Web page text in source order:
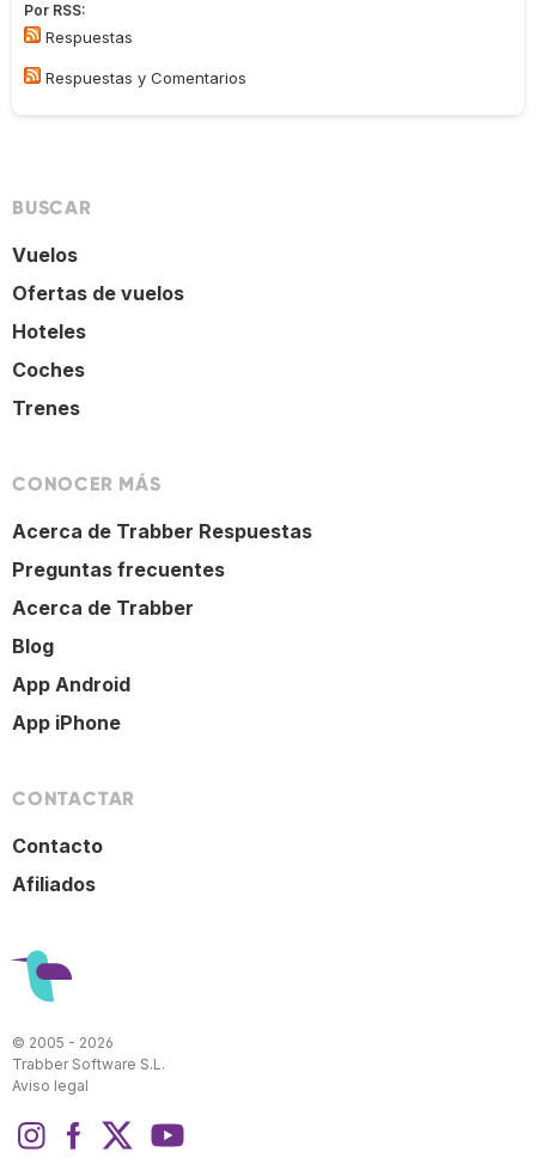
Por RSS:
Respuestas
Respuestas y Comentarios
BUSCAR
Vuelos
Ofertas de vuelos
Hoteles
Coches
Trenes
CONOCER MÁS
Acerca de Trabber Respuestas
Preguntas frecuentes
Acerca de Trabber
Blog
App Android
App iPhone
CONTACTAR
Contacto
Afiliados
© 2005 - 2026
Trabber Software S.L.
Aviso legal